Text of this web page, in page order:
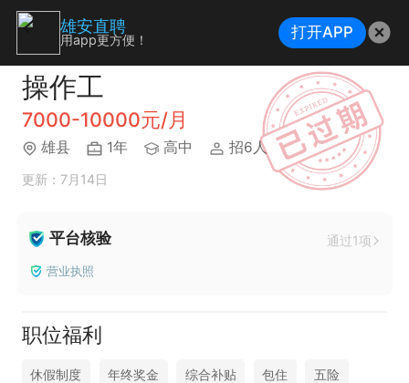
操作工
7000-10000元/月
雄县 1年 高中 招6人
更新：7月14日
平台核验 通过1项
营业执照
职位福利
休假制度 年终奖金 综合补贴 包住 五险
雄安直聘
用app更方便！ 打开APP